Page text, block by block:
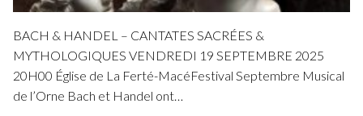
BACH & HANDEL – CANTATES SACRÉES &
MYTHOLOGIQUES VENDREDI 19 SEPTEMBRE 2025
20H00 Église de La Ferté-MacéFestival Septembre Musical
de l’Orne Bach et Handel ont…